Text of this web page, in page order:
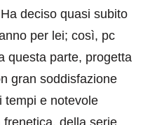
deciso quasi subito
per lei; così, pc
questa parte, progetta
gran soddisfazione
tempi e notevole
della serie